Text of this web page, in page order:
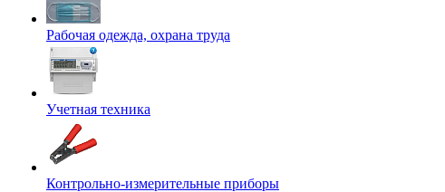
Рабочая одежда, охрана труда
Учетная техника
Контрольно-измерительные приборы